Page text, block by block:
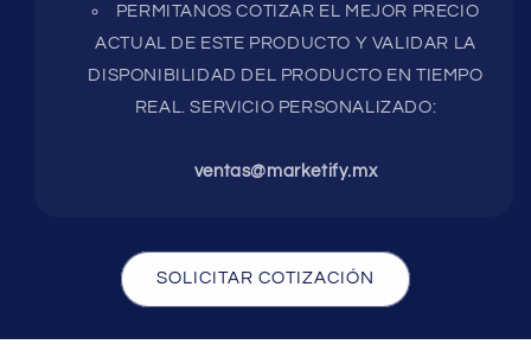
PERMITANOS COTIZAR EL MEJOR PRECIO
ACTUAL DE ESTE PRODUCTO Y VALIDAR LA
DISPONIBILIDAD DEL PRODUCTO EN TIEMPO
REAL. SERVICIO PERSONALIZADO:
ventas@marketify.mx
SOLICITAR COTIZACIÓN